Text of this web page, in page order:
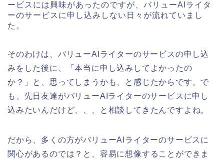
ービスには興味があったのですが、バリューAIライタ
ーのサービスに申し込みしない日々が流れていまし
た。
そのわけは、バリューAIライターのサービスの申し込
みをした後に、「本当に申し込みしてよかったの
か？」と、思ってしまうかも、と感じたからです。で
も、先日友達がバリューAIライターのサービスに申し
込みたいんだけど、、、と相談してきたんですよね。
だから、多くの方がバリューAIライターのサービスに
関心があるのでは？と、容易に想像することができま